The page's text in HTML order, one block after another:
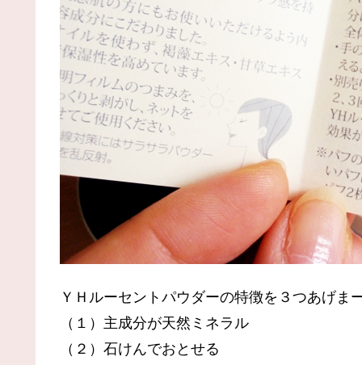
ＹＨルーセントパウダーの特徴を３つあげま
（１）主成分が天然ミネラル
（２）石けんでおとせる